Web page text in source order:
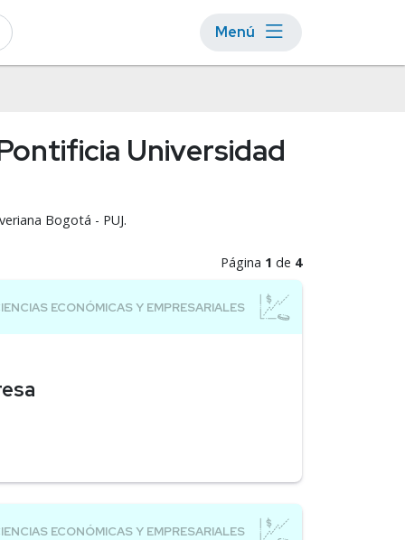
Menú
Universidad
Bogotá - PUJ.
Página 1 de 4